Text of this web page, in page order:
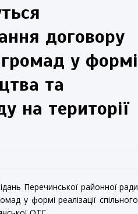
договору
у формі
та
на території
Перечинської районної ради
у формі реалізації спільного